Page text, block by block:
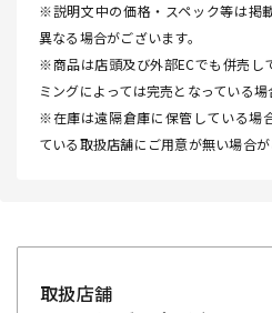
※説明文中の価格・スペック等は掲
異なる場合がございます。
※商品は店頭及び外部ECでも併売し
ミングによっては完売となっている場
※在庫は遠隔倉庫に保管している場
ている取扱店舗にご用意が無い場合が
取扱店舗